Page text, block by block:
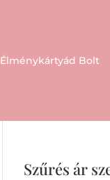
Élménykártyád Bolt
Szűrés ár